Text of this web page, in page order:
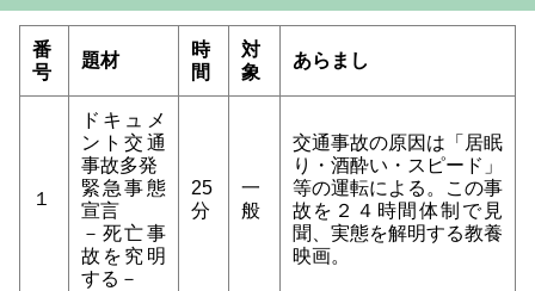
番
号
題材
時
間
対
象
あらまし
１
ドキュメ
ント交通
事故多発
緊急事態
宣言
－死亡事
故を究明
する－
25
分
一
般
交通事故の原因は「居眠
り・酒酔い・スピード」
等の運転による。この事
故を２４時間体制で見
聞、実態を解明する教養
映画。